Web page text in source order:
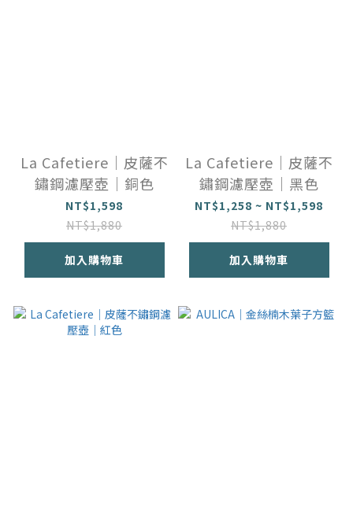
La Cafetiere｜皮薩不
鏽鋼濾壓壺｜銅色
NT$1,598
NT$1,880
加入購物車
La Cafetiere｜皮薩不
鏽鋼濾壓壺｜黑色
NT$1,258 ~ NT$1,598
NT$1,880
加入購物車